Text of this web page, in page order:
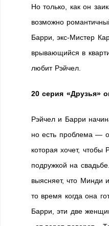
Но только, как он
возможно
Барри, экс-Мистер
врывающийся в
любит Рэйчел.
20 серия «Друзья»
Рэйчел и Барри
но есть проблема —
которая хочет, чтобы
подружкой на
выясняет, что Минди
то время когда она
Барри, эти две